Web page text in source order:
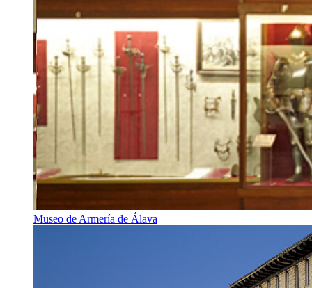
Museo de Armería de Álava